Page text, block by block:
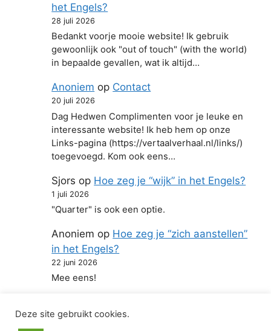
het Engels?
28 juli 2026
Bedankt voorje mooie website! Ik gebruik
gewoonlijk ook "out of touch" (with the world)
in bepaalde gevallen, wat ik altijd…
Anoniem op Contact
20 juli 2026
Dag Hedwen Complimenten voor je leuke en
interessante website! Ik heb hem op onze
Links-pagina (https://vertaalverhaal.nl/links/)
toegevoegd. Kom ook eens…
Sjors op Hoe zeg je “wijk” in het Engels?
1 juli 2026
"Quarter" is ook een optie.
Anoniem op Hoe zeg je “zich aanstellen”
in het Engels?
22 juni 2026
Mee eens!
Deze site gebruikt cookies.